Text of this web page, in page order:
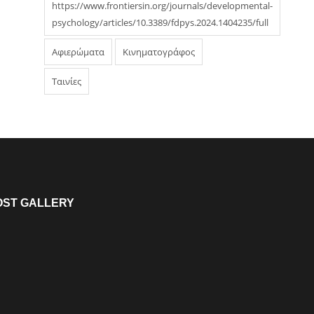
https://www.frontiersin.org/journals/developmental-
psychology/articles/10.3389/fdpys.2024.1404235/full
Αφιερώματα Κινηματογράφος
Ταινίες
GALLERY